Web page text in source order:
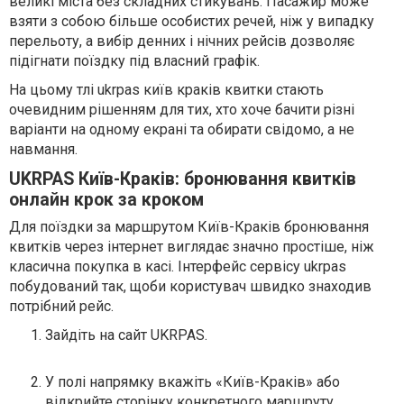
взяти з собою більше особистих речей, ніж у випадку
перельоту, а вибір денних і нічних рейсів дозволяє
підігнати поїздку під власний графік.
На цьому тлі ukrpas київ краків квитки стають
очевидним рішенням для тих, хто хоче бачити різні
варіанти на одному екрані та обирати свідомо, а не
навмання.
UKRPAS Київ-Краків: бронювання квитків
онлайн крок за кроком
Для поїздки за маршрутом Київ-Краків бронювання
квитків через інтернет виглядає значно простіше, ніж
класична покупка в касі. Інтерфейс сервісу ukrpas
побудований так, щоби користувач швидко знаходив
потрібний рейс.
Зайдіть на сайт UKRPAS.
У полі напрямку вкажіть «Київ-Краків» або